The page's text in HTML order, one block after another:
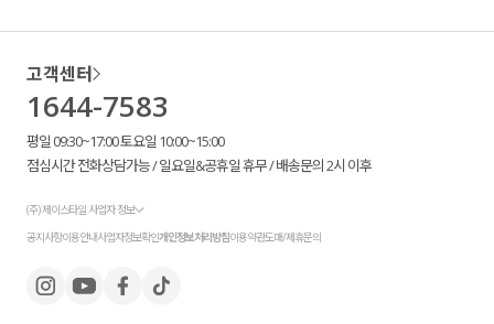
고객센터
1644-7583
평일 09:30~17:00 토요일 10:00~15:00
점심시간 전화상담가능 / 일요일&공휴일 휴무 / 배송문의 2시 이후
(주) 제이스타일 사업자 정보
공지사항이용안내사업자정보확인개인정보처리방침이용약관도매/제휴문의